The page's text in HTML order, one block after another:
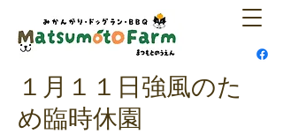
１月１１日強風のた
め臨時休園